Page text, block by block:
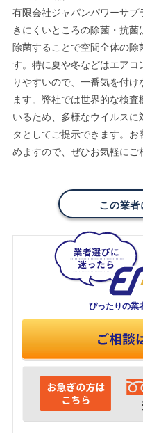
有限会社ジャパンパワーサ
きにくいところの除菌・抗
除菌することで空間全体の
す。特に夏や冬などはエア
りやすいので、一番気を付
ます。弊社では世界的な検
いるため、多様なウイルス
タとしてご提示できます。
めますので、ぜひお気軽にご
この業者
ぴったりの業